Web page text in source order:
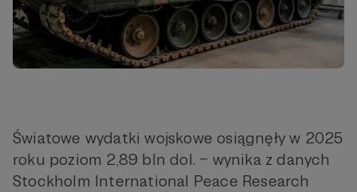
Światowe wydatki wojskowe osiągnęły w 2025
roku poziom 2,89 bln dol. – wynika z danych
Stockholm International Peace Research